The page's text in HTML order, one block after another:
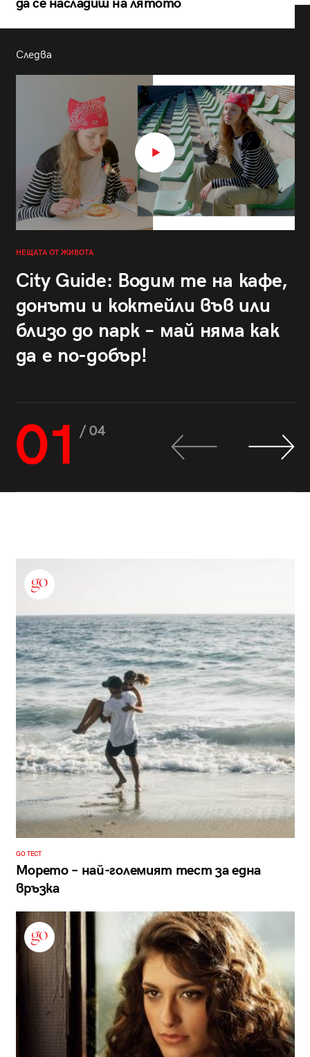
да се насладиш на лятото
Следва
НЕЩАТА ОТ ЖИВОТА
City Guide: Водим те на кафе,
донъти и коктейли във или
близо до парк – май няма как
да е по-добър!
01 / 04
GO ТЕСТ
Морето – най-големият тест за една
връзка